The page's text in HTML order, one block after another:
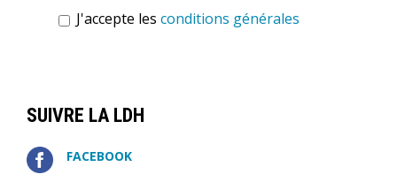
J'accepte les conditions générales
SUIVRE LA LDH
FACEBOOK